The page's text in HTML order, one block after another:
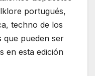
portugués,
techno de los
que pueden ser
en esta edición